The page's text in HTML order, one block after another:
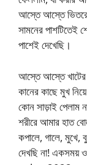
আস্তে আস্তে ভিতরে
সামনের
পাশেই দেখেছি।
আস্তে আস্তে খাটের
কানের কাছে মুখ
কোন সাড়াই পেলাম
শরীরে আমার হাত
কপালে, গালে,
দেখছি না!